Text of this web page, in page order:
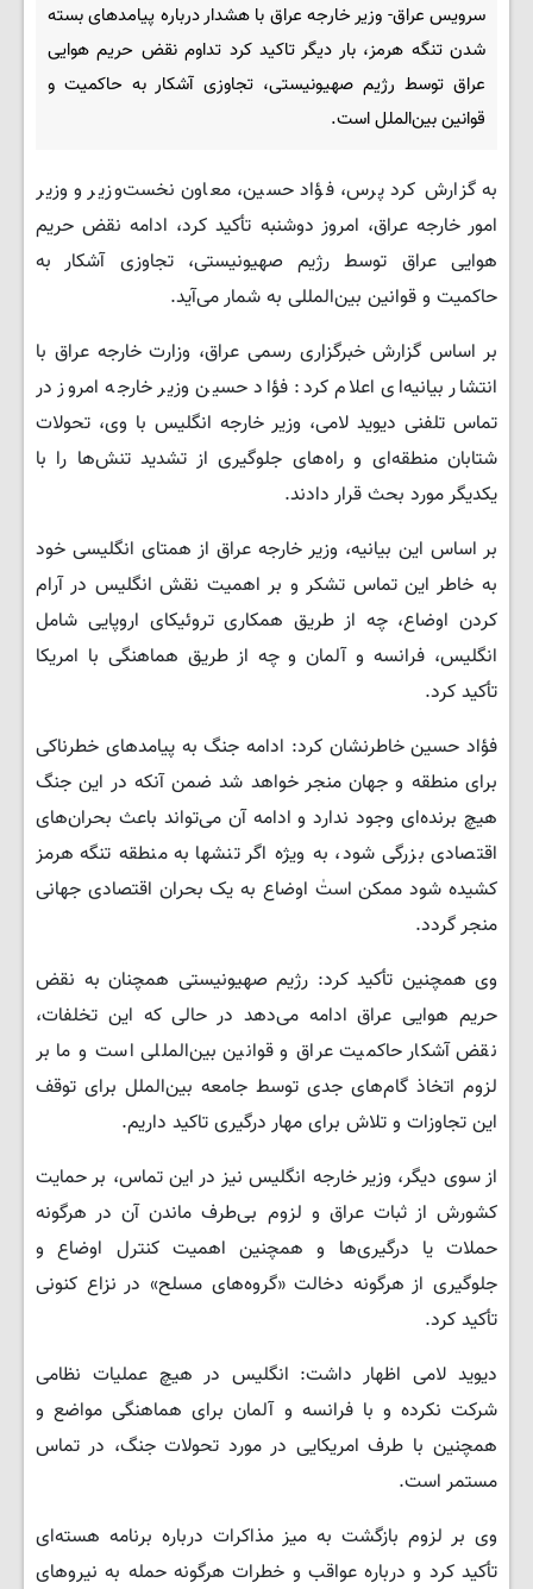
سرویس عراق- وزیر خارجه عراق با هشدار درباره پیامدهای بسته
شدن تنگه هرمز، بار دیگر تاکید کرد تداوم نقض حریم هوایی
عراق توسط رژیم صهیونیستی، تجاوزی آشکار به حاکمیت و
قوانین بین‌الملل است.
به گزارش کرد پرس، فؤاد حسین، معاون نخست‌وزیر و وزیر
امور خارجه عراق، امروز دوشنبه تأکید کرد، ادامه نقض حریم
هوایی عراق توسط رژیم صهیونیستی، تجاوزی آشکار به
حاکمیت و قوانین بین‌المللی به شمار می‌آید.
بر اساس گزارش خبرگزاری رسمی عراق، وزارت خارجه عراق با
انتشار بیانیه‌ای اعلام کرد: فؤاد حسین وزیر خارجه امروز در
تماس تلفنی دیوید لامی، وزیر خارجه انگلیس با وی، تحولات
شتابان منطقه‌ای و راه‌های جلوگیری از تشدید تنش‌ها را با
یکدیگر مورد بحث قرار دادند.
بر اساس این بیانیه، وزیر خارجه عراق از همتای انگلیسی خود
به خاطر این تماس تشکر و بر اهمیت نقش انگلیس در آرام
کردن اوضاع، چه از طریق همکاری تروئیکای اروپایی شامل
انگلیس، فرانسه و آلمان و چه از طریق هماهنگی با امریکا
تأکید کرد.
فؤاد حسین خاطرنشان کرد: ادامه جنگ به پیامدهای خطرناکی
برای منطقه و جهان منجر خواهد شد ضمن آنکه در این جنگ
هیچ برنده‌ای وجود ندارد و ادامه آن می‌تواند باعث بحران‌های
اقتصادی بزرگی شود، به ویژه اگر تنشها به منطقه تنگه هرمز
کشیده شود ممکن استٰ اوضاع به یک بحران اقتصادی جهانی
منجر گردد.
وی همچنین تأکید کرد: رژیم صهیونیستی همچنان به نقض
حریم هوایی عراق ادامه می‌دهد در حالی که این تخلفات،
نقض آشکار حاکمیت عراق و قوانین بین‌المللی است و ما بر
لزوم اتخاذ گام‌های جدی توسط جامعه بین‌الملل برای توقف
این تجاوزات و تلاش برای مهار درگیری تاکید داریم.
از سوی دیگر، وزیر خارجه انگلیس نیز در این تماس، بر حمایت
کشورش از ثبات عراق و لزوم بی‌طرف ماندن آن در هرگونه
حملات یا درگیری‌ها و همچنین اهمیت کنترل اوضاع و
جلوگیری از هرگونه دخالت «گروه‌های مسلح» در نزاع کنونی
تأکید کرد.
دیوید لامی اظهار داشت: انگلیس در هیچ عملیات نظامی
شرکت نکرده و با فرانسه و آلمان برای هماهنگی مواضع و
همچنین با طرف امریکایی در مورد تحولات جنگ، در تماس
مستمر است.
وی بر لزوم بازگشت به میز مذاکرات درباره برنامه هسته‌ای
تأکید کرد و درباره عواقب و خطرات هرگونه حمله به نیروهای